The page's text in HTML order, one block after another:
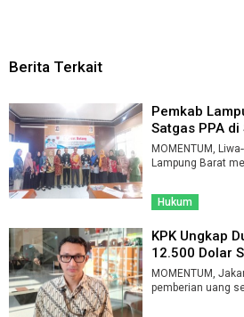
Berita Terkait
Pemkab
Satgas PPA di
MOMENTUM,
Lampung Barat
Hukum
KPK Ungkap
12.500 Dolar
MOMENTUM,